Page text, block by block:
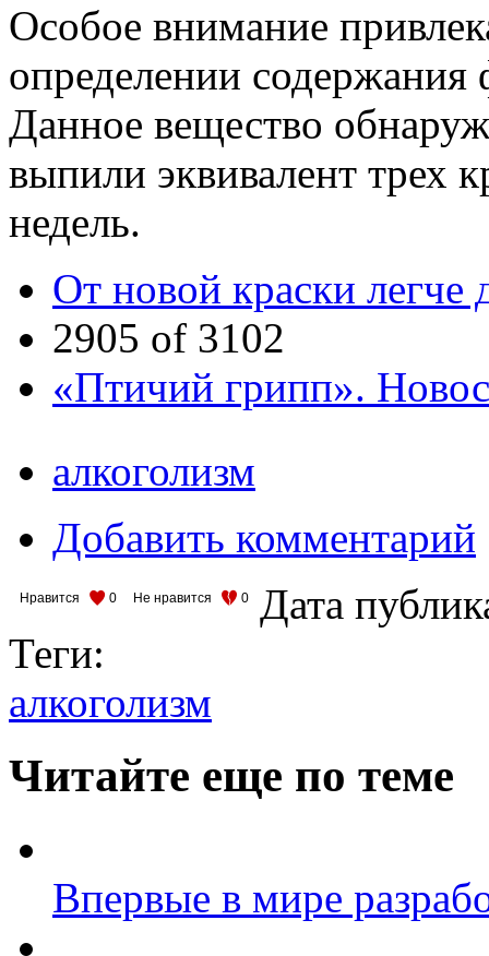
Особое внимание
определении содержания
Данное вещество
выпили эквивалент трех
недель.
От новой краски легче
2905 of 3102
«Птичий грипп».
алкоголизм
Добавить комментарий
Нравится 0 Не нравится 0
Дата
Теги:
алкоголизм
Читайте еще по теме
Впервые в мире